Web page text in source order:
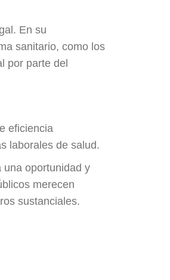
En su
sanitario, como los
por parte del
eficiencia
laborales de salud.
una oportunidad y
merecen
sustanciales.